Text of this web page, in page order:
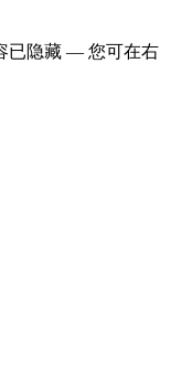
已隐藏 — 您可在右